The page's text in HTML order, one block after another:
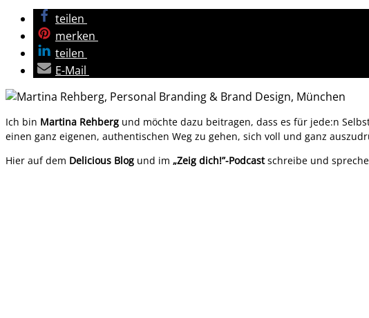
teilen
merken
teilen
E-Mail
Ich bin Martina Rehberg und möchte dazu beitragen, dass es für jede:n
einen ganz eigenen, authentischen Weg zu gehen, sich voll und ganz
Hier auf dem Delicious Blog und im „Zeig dich!”-Podcastschreibe und